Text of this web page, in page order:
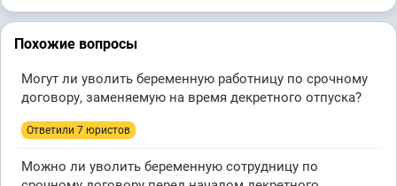
Похожие вопросы
Могут ли уволить беременную работницу по срочному
договору, заменяемую на время декретного отпуска?
Ответили 7 юристов
Можно ли уволить беременную сотрудницу по